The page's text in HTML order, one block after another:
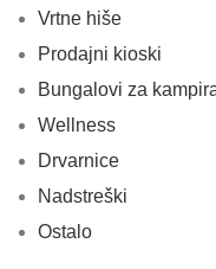
Vrtne hiše
Prodajni kioski
Bungalovi za
Wellness
Drvarnice
Nadstreški
Ostalo